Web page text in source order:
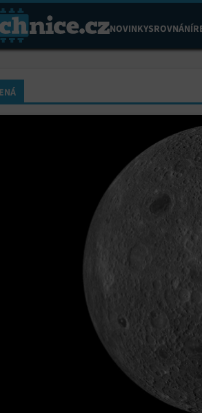
NOVINKYSROVNÁNÍ